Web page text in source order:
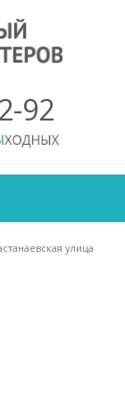
92
улица